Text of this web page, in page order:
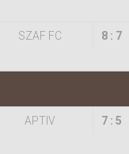
SZAF FC 8 : 7
APTIV 7 : 5